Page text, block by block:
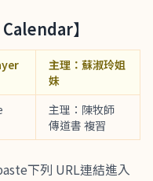
】
主理：蘇淑玲姐
妹
主理：陳牧師
傳道書 複習
下列 URL連結進入